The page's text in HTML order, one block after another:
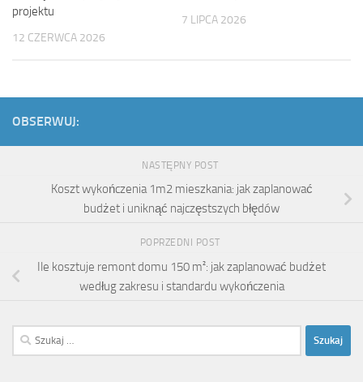
projektu
12 CZERWCA 2026
7 LIPCA 2026
OBSERWUJ:
NASTĘPNY POST
Koszt wykończenia 1m2 mieszkania: jak zaplanować
budżet i uniknąć najczęstszych błędów
POPRZEDNI POST
Ile kosztuje remont domu 150 m²: jak zaplanować budżet
według zakresu i standardu wykończenia
Szukaj: